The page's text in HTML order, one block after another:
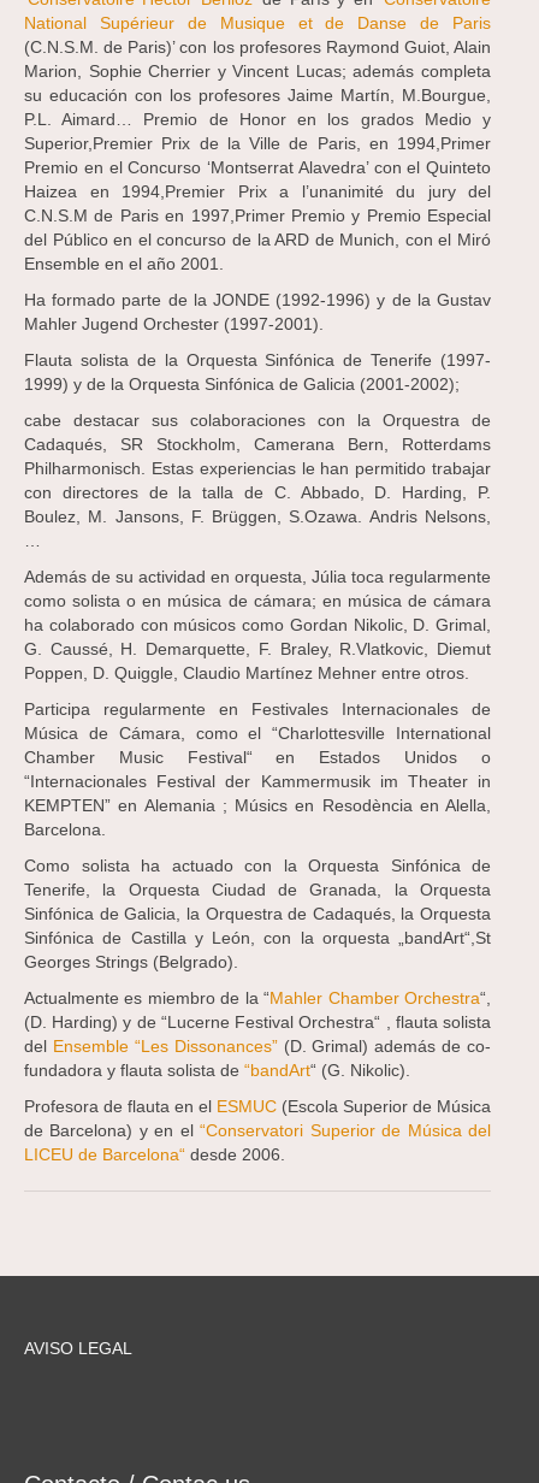
National Supérieur de Musique et de Danse de Paris
(C.N.S.M. de Paris)’ con los profesores Raymond Guiot, Alain
Marion, Sophie Cherrier y Vincent Lucas; además completa
su educación con los profesores Jaime Martín, M.Bourgue,
P.L. Aimard… Premio de Honor en los grados Medio y
Superior,Premier Prix de la Ville de Paris, en 1994,Primer
Premio en el Concurso ‘Montserrat Alavedra’ con el Quinteto
Haizea en 1994,Premier Prix a l’unanimité du jury del
C.N.S.M de Paris en 1997,Primer Premio y Premio Especial
del Público en el concurso de la ARD de Munich, con el Miró
Ensemble en el año 2001.
Ha formado parte de la JONDE (1992-1996) y de la Gustav
Mahler Jugend Orchester (1997-2001).
Flauta solista de la Orquesta Sinfónica de Tenerife (1997-
1999) y de la Orquesta Sinfónica de Galicia (2001-2002);
cabe destacar sus colaboraciones con la Orquestra de
Cadaqués, SR Stockholm, Camerana Bern, Rotterdams
Philharmonisch. Estas experiencias le han permitido trabajar
con directores de la talla de C. Abbado, D. Harding, P.
Boulez, M. Jansons, F. Brüggen, S.Ozawa. Andris Nelsons,
…
Además de su actividad en orquesta, Júlia toca regularmente
como solista o en música de cámara; en música de cámara
ha colaborado con músicos como Gordan Nikolic, D. Grimal,
G. Caussé, H. Demarquette, F. Braley, R.Vlatkovic, Diemut
Poppen, D. Quiggle, Claudio Martínez Mehner entre otros.
Participa regularmente en Festivales Internacionales de
Música de Cámara, como el “Charlottesville International
Chamber Music Festival“ en Estados Unidos o
“Internacionales Festival der Kammermusik im Theater in
KEMPTEN” en Alemania ; Músics en Resodència en Alella,
Barcelona.
Como solista ha actuado con la Orquesta Sinfónica de
Tenerife, la Orquesta Ciudad de Granada, la Orquesta
Sinfónica de Galicia, la Orquestra de Cadaqués, la Orquesta
Sinfónica de Castilla y León, con la orquesta „bandArt“,St
Georges Strings (Belgrado).
Actualmente es miembro de la “Mahler Chamber Orchestra“,
(D. Harding) y de “Lucerne Festival Orchestra“ , flauta solista
del Ensemble “Les Dissonances”(D. Grimal) además de co-
fundadora y flauta solista de “bandArt“ (G. Nikolic).
Profesora de flauta en el ESMUC (Escola Superior de Música
de Barcelona) y en el“Conservatori Superior de Música del
LICEU de Barcelona“ desde 2006.
AVISO LEGAL